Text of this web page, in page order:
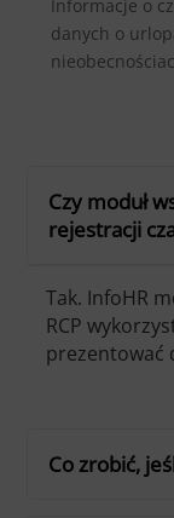
Informacje o
danych o
Czy moduł
rejestracji
Tak. InfoHR
RCP
prezentować
Co zrobić,